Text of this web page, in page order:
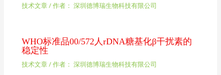
技术文章/ 作者： 深圳德博瑞生物科技有限公司
WHO标准品00/572人rDNA糖基化β干扰素的
稳定性
技术文章/ 作者： 深圳德博瑞生物科技有限公司